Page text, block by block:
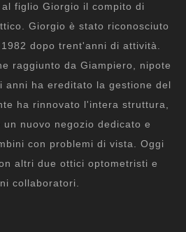
figlio Giorgio il compito di
Giorgio è stato riconosciuto
dopo trent'anni di attività.
raggiunto da Giampiero, nipote
anni ha ereditato la gestione del
ha rinnovato l'intera struttura,
un nuovo negozio dedicato e
con problemi di vista. Oggi
altri due ottici optometristi e
collaboratori.